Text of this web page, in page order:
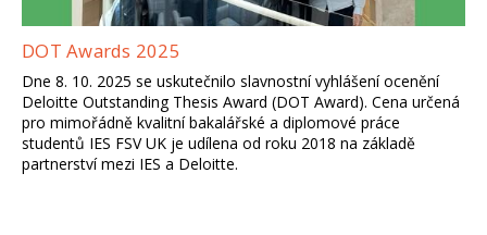
DOT Awards 2025
Dne 8. 10. 2025 se uskutečnilo slavnostní vyhlášení ocenění
Deloitte Outstanding Thesis Award (DOT Award). Cena určená
pro mimořádně kvalitní bakalářské a diplomové práce
studentů IES FSV UK je udílena od roku 2018 na základě
partnerství mezi IES a Deloitte.